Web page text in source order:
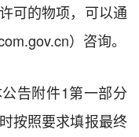
可的物项，可以通
）咨询。
告附件1第一部分
按照要求填报最终